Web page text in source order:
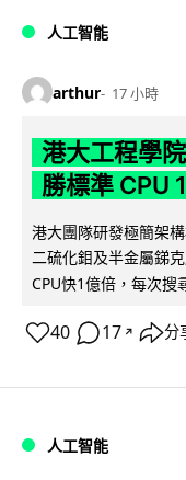
人工智能
arthur 17 小時
港大工程學
勝標準 CPU
港大團隊研發極簡架
二硫化鉬及半金屬銻
CPU快1億倍，每次搜
40 17 ↗ 分
人工智能